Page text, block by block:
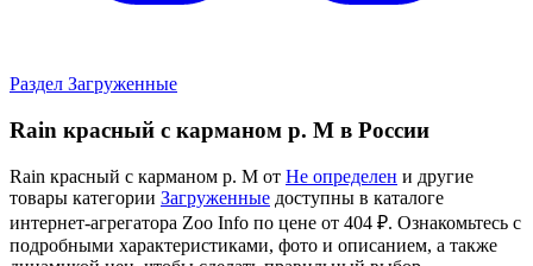
Раздел Загруженные
Rain красный с карманом р. M в России
Rain красный с карманом р. M от Не определен и другие
товары категории Загруженные доступны в каталоге
интернет-агрегатора Zoo Info по цене от 404 ₽. Ознакомьтесь с
подробными характеристиками, фото и описанием, а также